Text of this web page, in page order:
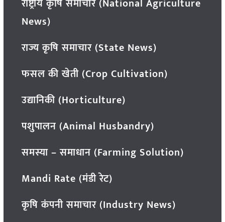
राष्ट्रीय कृषि समाचार (National Agriculture
News)
राज्य कृषि समाचार (State News)
फसल की खेती (Crop Cultivation)
उद्यानिकी (Horticulture)
पशुपालन (Animal Husbandry)
समस्या – समाधान (Farming Solution)
Mandi Rate (मंडी रेट)
कृषि कंपनी समाचार (Industry News)